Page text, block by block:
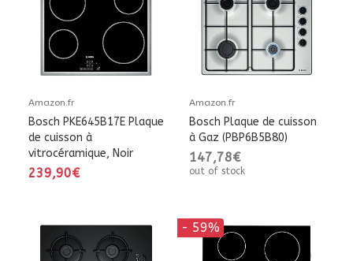
Amazon.fr
Bosch PKE645B17E Plaque
de cuisson à
vitrocéramique, Noir
239,90€
Amazon.fr
Bosch Plaque de cuisson
à Gaz (PBP6B5B80)
147,78€
out of stock
- 59%